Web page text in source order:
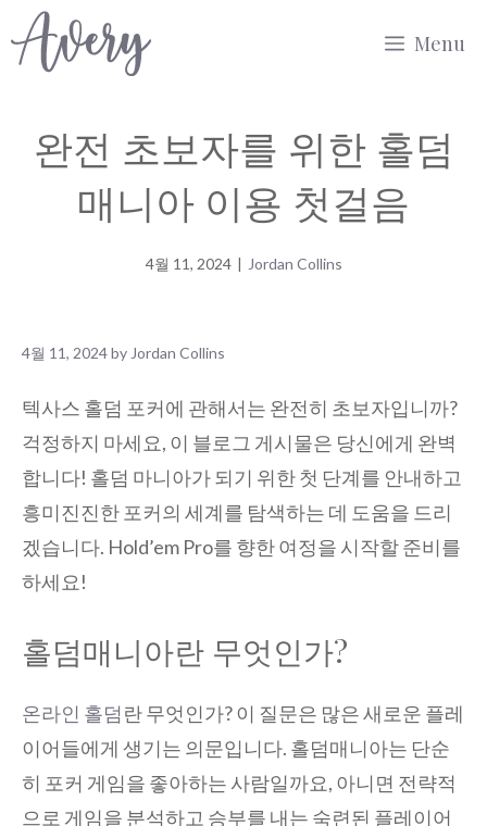
to
Menu
완전 초보자를 위한 홀덤
매니아 이용 첫걸음
4월 11, 2024 | Jordan Collins
4월 11, 2024by Jordan Collins
텍사스 홀덤 포커에 관해서는 완전히 초보자입니까?
걱정하지 마세요, 이 블로그 게시물은 당신에게 완벽
합니다! 홀덤 마니아가 되기 위한 첫 단계를 안내하고
흥미진진한 포커의 세계를 탐색하는 데 도움을 드리
겠습니다. Hold’em Pro를 향한 여정을 시작할 준비를
하세요!
홀덤매니아란 무엇인가?
온라인 홀덤 란 무엇인가? 이 질문은 많은 새로운 플레
이어들에게 생기는 의문입니다. 홀덤매니아는 단순
히 포커 게임을 좋아하는 사람일까요, 아니면 전략적
으로 게임을 분석하고 승부를 내는 숙련된 플레이어